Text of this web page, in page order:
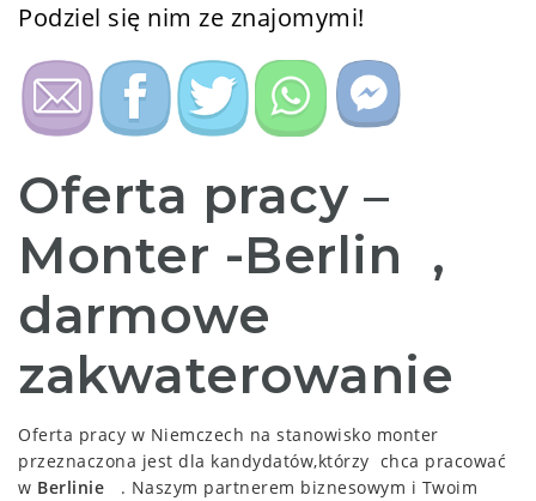
Podziel się nim ze znajomymi!
Oferta pracy –
Monter -Berlin ,
darmowe
zakwaterowanie
Oferta pracy w Niemczech na stanowisko monter
przeznaczona jest dla kandydatów,którzy chca pracować
w Berlinie
. Naszym partnerem biznesowym i Twoim